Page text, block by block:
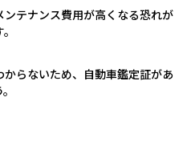
テナンス費用が高くなる恐れが
らないため、自動車鑑定証があ